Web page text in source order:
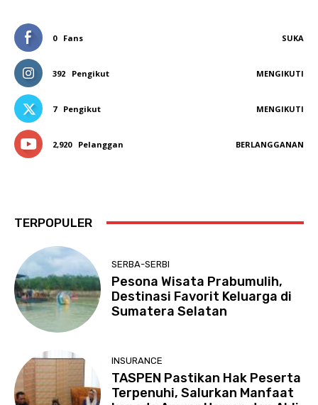
0 Fans SUKA
392 Pengikut MENGIKUTI
7 Pengikut MENGIKUTI
2,920 Pelanggan BERLANGGANAN
TERPOPULER
SERBA-SERBI
Pesona Wisata Prabumulih,
Destinasi Favorit Keluarga di
Sumatera Selatan
INSURANCE
TASPEN Pastikan Hak Peserta
Terpenuhi, Salurkan Manfaat